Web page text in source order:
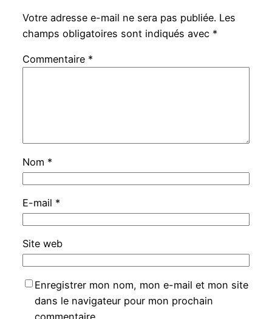
Votre adresse e-mail ne sera pas publiée. Les
champs obligatoires sont indiqués avec *
Commentaire *
Nom *
E-mail *
Site web
Enregistrer mon nom, mon e-mail et mon site
dans le navigateur pour mon prochain
commentaire.